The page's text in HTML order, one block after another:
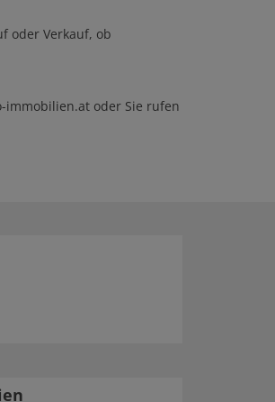
oder Verkauf, ob
immobilien.at oder Sie rufen